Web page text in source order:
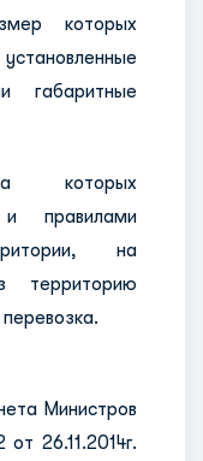
которых
габаритные
которых
правилами
на
территорию
Министров
26.11.2014г.